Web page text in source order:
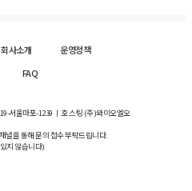
회사소개
운영정책
FAQ
서울마포-1239 ㅣ 호스팅 (주)와이오엘오
널을 통해 문의 접수 부탁드립니다.
지 않습니다)